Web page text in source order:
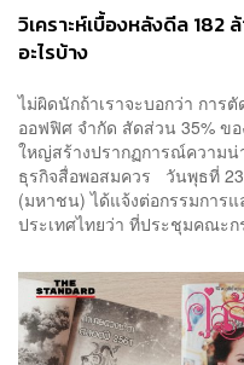
วิเคราะห์เบื้องหลังดีล 182
อะไรบ้าง
ไม่ผิดนักถ้าเราจะบอกว่า การ
ออฟฟิศ จำกัด สัดส่วน 35% ข
ใหญ่สร้างปรากฏการณ์ความน่
ธุรกิจสื่อพอสมควร วันพุธที่
(มหาชน) ได้แจ้งต่อกรรมการ
ประเทศไทยว่า ที่ประชุมคณะก